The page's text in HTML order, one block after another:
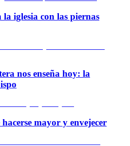
la iglesia con las piernas
nos enseña hoy: la
mayor y envejecer